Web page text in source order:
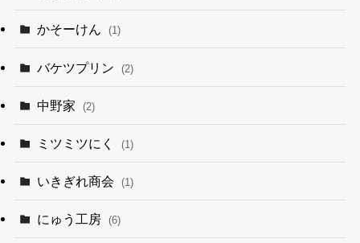
かそーけん (1)
バケツプリン (2)
中野家 (2)
ミツミツにく (1)
いきぎれ商会 (1)
にゅう工房 (6)